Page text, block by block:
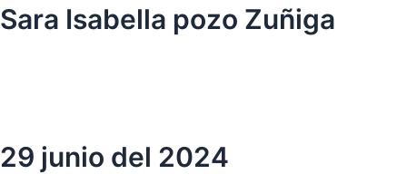
Ir
al
Sara Isabella pozo Zuñiga
29 junio del 2024